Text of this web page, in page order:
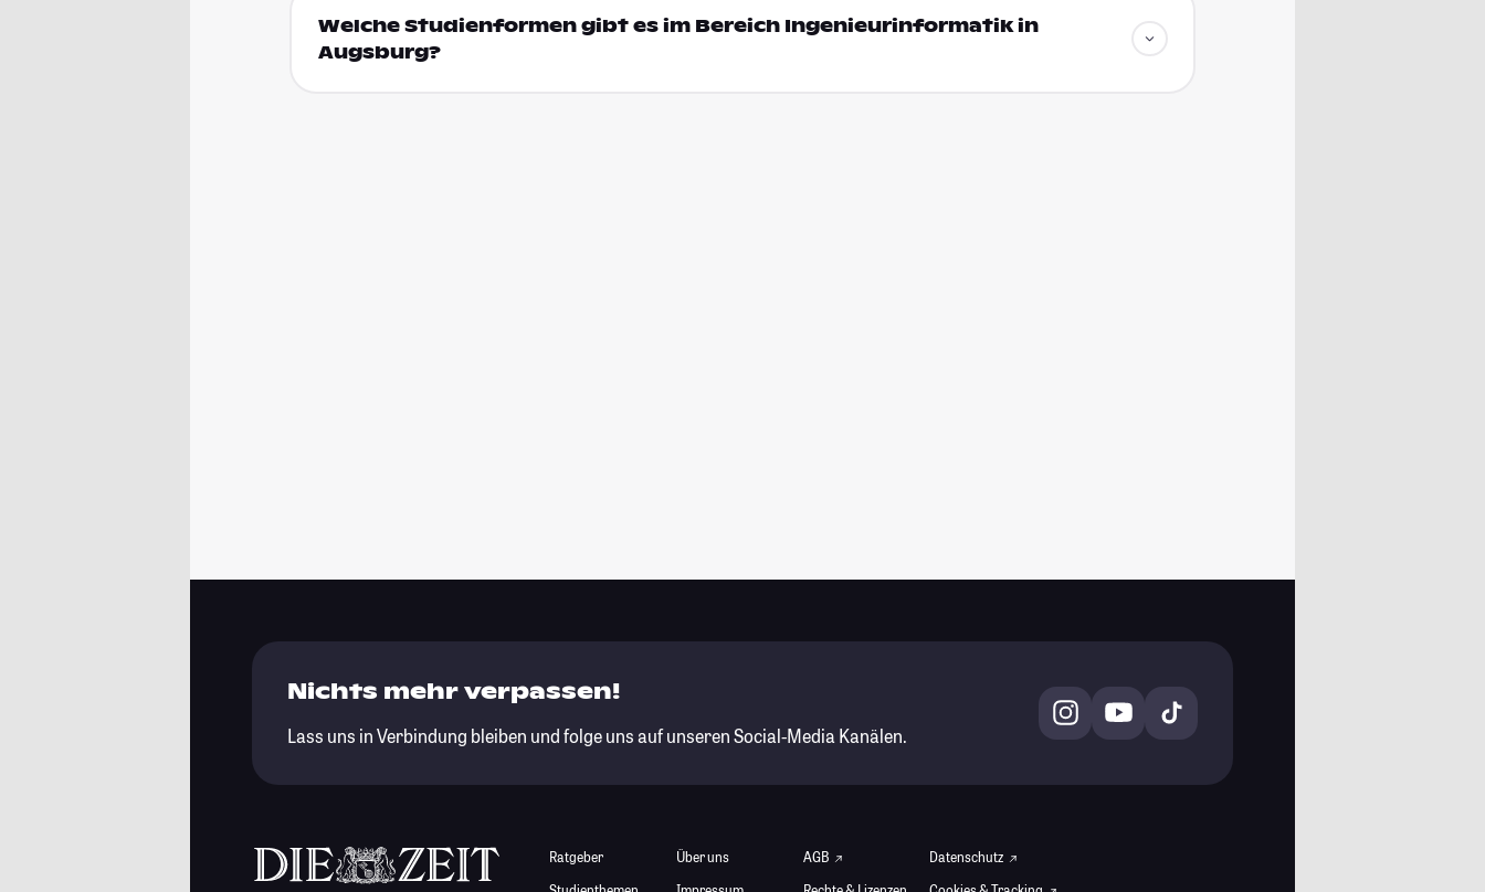
Welche Studienformen gibt es im Bereich Ingenieurinformatik in
Augsburg?
Nichts mehr verpassen!
Lass uns in Verbindung bleiben und folge uns auf unseren Social-Media Kanälen.
Ratgeber
Über uns
AGB
Datenschutz